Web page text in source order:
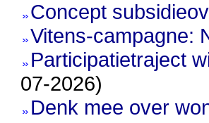
Concept
Vitens-campagne:
Participatietraject
07-2026)
Denk mee over